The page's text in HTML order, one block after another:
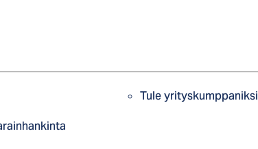
Tule yrityskumppaniksi